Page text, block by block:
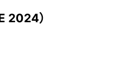
2024）